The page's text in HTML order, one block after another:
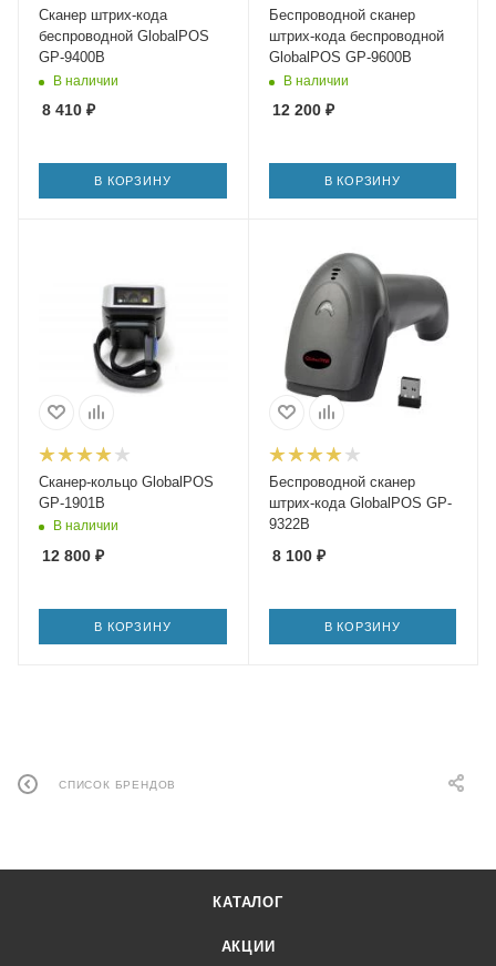
Сканер штрих-кода
беспроводной GlobalPOS
GP-9400B
В наличии
8 410 ₽
В КОРЗИНУ
Беспроводной сканер
штрих-кода беспроводной
GlobalPOS GP-9600B
В наличии
12 200₽
В КОРЗИНУ
Сканер-кольцо GlobalPOS
GP-1901B
В наличии
12 800 ₽
В КОРЗИНУ
Беспроводной сканер
штрих-кода GlobalPOS GP-
9322B
8 100₽
В КОРЗИНУ
СПИСОК БРЕНДОВ
КАТАЛОГ
АКЦИИ